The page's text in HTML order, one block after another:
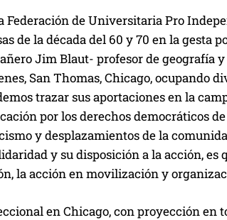
de Universitaria Pro
de la década del 60 y 70 en la gesta
Jim Blaut- profesor de geografía
San Thomas, Chicago, ocupando
trazar sus aportaciones en la
por los derechos democráticos
y desplazamientos de la
y su disposición a la acción,
la acción en movilización y
en Chicago, con proyección en